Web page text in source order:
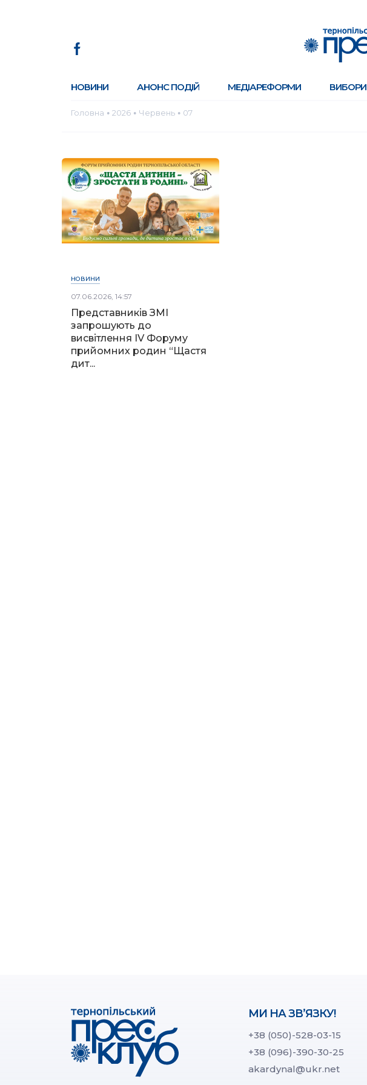
НОВИНИ АНОНС ПОДІЙ МЕДІАРЕФОРМИ ВИБОРИ
Головна ● 2026 ● Червень ● 07
НОВИНИ
07.06.2026, 14:57
Представників ЗМІ
запрошують до
висвітлення IV Форуму
прийомних родин “Щастя
дит...
МИ НА ЗВ’ЯЗКУ!
+38 (050)-528-03-15
+38 (096)-390-30-25
akardynal@ukr.net